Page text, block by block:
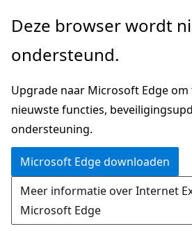
Naar
gaan
Deze browser wordt
ondersteund.
Upgrade naar Microsoft Edge
nieuwste functies,
ondersteuning.
Microsoft Edge downloaden
Meer informatie over Internet
Microsoft Edge